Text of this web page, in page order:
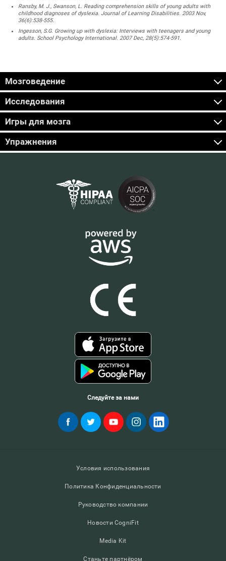
Ransby, M. J., Swanson, L. Reading comprehension skills of young adults with
childhood diagnoses of dyslexia. Journal of Learning Disabilities. 2003 Nov,
36(6):538-555.
Ingesson, S.G. Growing up with dyslexia: Interviews with teenagers and young
adults. School Psychology International. 2007 Dec, 28(5):574-591.
Мозговедение
Исследования
Игры для мозга
Упражнения
Следуйте за нами
Условия использования
Политика Конфиденциальности
Руководство компании
Новости CogniFit
Media Kit
Станьте партнёром